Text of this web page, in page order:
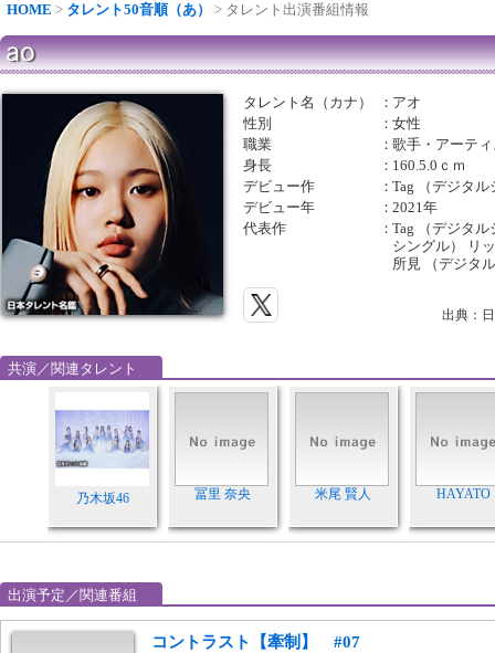
HOME > タレント50音順（あ） > タレント出演番組情報
ao
タレント名（カナ） ： アオ
性別
：女性
職業
：歌手・アーテ
身長
： 160.5.0ｃｍ
デビュー作
：Tag （デジタル
デビュー年
：2021年
代表作
：Tag （デジタ
シングル） リ
所見 （デジタ
出典：
共演／関連タレント
乃木坂46 冨里 奈央 米尾 賢人 HAYATO
出演予定／関連番組
コントラスト【牽制】 #07